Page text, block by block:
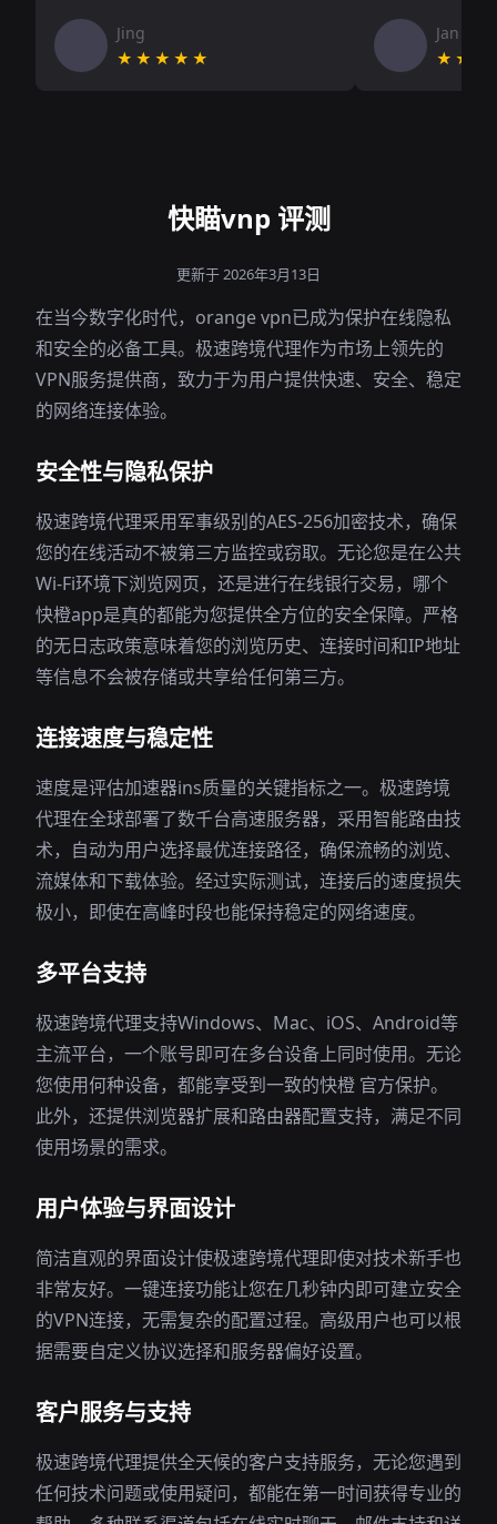
Jing
★★★★★
Jan V
快瞄vnp 评测
更新于 2026年3月13日
在当今数字化时代，orange vpn已成为保护在线隐私
和安全的必备工具。极速跨境代理作为市场上领先的
VPN服务提供商，致力于为用户提供快速、安全、稳定
的网络连接体验。
安全性与隐私保护
极速跨境代理采用军事级别的AES-256加密技术，确保
您的在线活动不被第三方监控或窃取。无论您是在公共
Wi-Fi环境下浏览网页，还是进行在线银行交易，哪个
快橙app是真的都能为您提供全方位的安全保障。严格
的无日志政策意味着您的浏览历史、连接时间和IP地址
等信息不会被存储或共享给任何第三方。
连接速度与稳定性
速度是评估加速器ins质量的关键指标之一。极速跨境
代理在全球部署了数千台高速服务器，采用智能路由技
术，自动为用户选择最优连接路径，确保流畅的浏览、
流媒体和下载体验。经过实际测试，连接后的速度损失
极小，即使在高峰时段也能保持稳定的网络速度。
多平台支持
极速跨境代理支持Windows、Mac、iOS、Android等
主流平台，一个账号即可在多台设备上同时使用。无论
您使用何种设备，都能享受到一致的快橙 官方保护。
此外，还提供浏览器扩展和路由器配置支持，满足不同
使用场景的需求。
用户体验与界面设计
简洁直观的界面设计使极速跨境代理即使对技术新手也
非常友好。一键连接功能让您在几秒钟内即可建立安全
的VPN连接，无需复杂的配置过程。高级用户也可以根
据需要自定义协议选择和服务器偏好设置。
客户服务与支持
极速跨境代理提供全天候的客户支持服务，无论您遇到
任何技术问题或使用疑问，都能在第一时间获得专业的